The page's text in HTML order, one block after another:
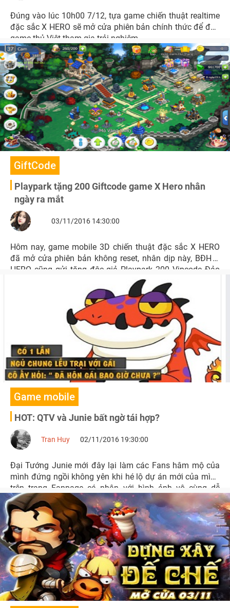
Đúng vào lúc 10h00 7/12, tựa game chiến thuật realtime
đặc sắc X HERO sẽ mở cửa phiên bản chính thức để đón
game thủ Việt tham gia trải nghiệm.
GiftCode
Playpark tặng 200 Giftcode game X Hero nhân
ngày ra mắt
03/11/2016 14:30:00
Hôm nay, game mobile 3D chiến thuật đặc sắc X HERO
đã mở cửa phiên bản không reset, nhân dịp này, BĐH X
HERO cũng gửi tặng độc giả Playpark 200 Vipcode Đảo
Game mobile
HOT: QTV và Junie bất ngờ tái hợp?
Tran Huy 02/11/2016 19:30:00
Đại Tướng Junie mới đây lại làm các Fans hâm mộ của
mình đứng ngồi không yên khi hé lộ dự án mới của mình
trên trang Fanpage cá nhân với hình ảnh vô cùng dễ
thương.